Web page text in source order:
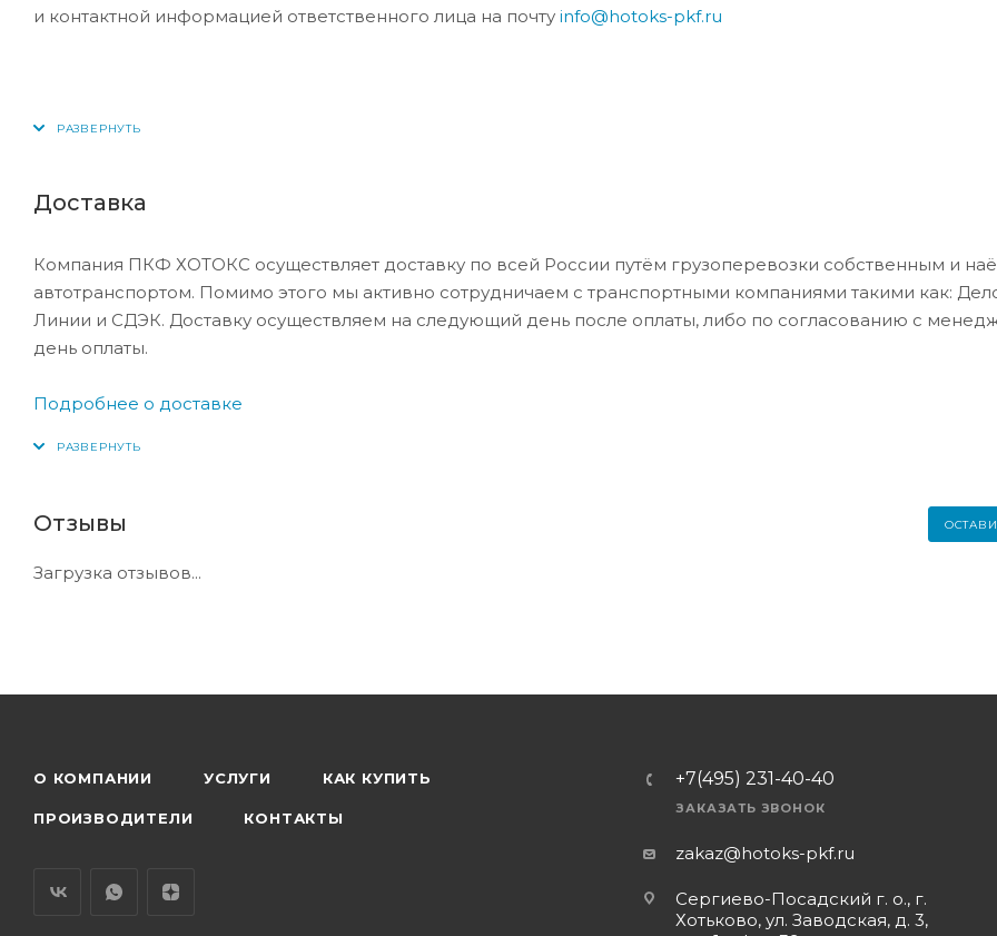
и контактной информацией ответственного лица на почту info@hotoks-pkf.ru
Доставка
Компания ПКФ ХОТОКС осуществляет доставку по всей России путём грузоперевозки собственным и
автотранспортом. Помимо этого мы активно сотрудничаем с транспортными компаниями такими как:
Линии и СДЭК. Доставку осуществляем на следующий день после оплаты, либо по согласованию с
день оплаты.
Подробнее о доставке
Отзывы
Загрузка отзывов...
О КОМПАНИИ УСЛУГИ КАК КУПИТЬ
ПРОИЗВОДИТЕЛИ КОНТАКТЫ
+7(495) 231-40-40
ЗАКАЗАТЬ ЗВОНОК
zakaz@hotoks-pkf.ru
Сергиево-Посадский г. о., г.
Хотьково, ул. Заводская, д. 3,